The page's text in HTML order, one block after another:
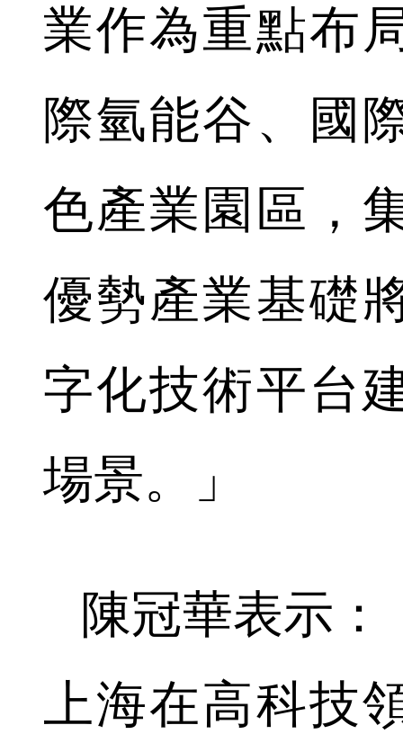
業作為重點布
際氫能谷、國
色產業園區，
優勢產業基礎
字化技術平台
場景。」
陳冠華表示：
上海在高科技